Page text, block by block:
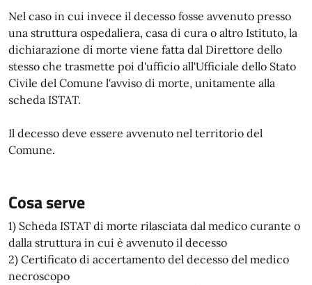
Nel caso in cui invece il decesso fosse avvenuto presso
una struttura ospedaliera, casa di cura o altro Istituto, la
dichiarazione di morte viene fatta dal Direttore dello
stesso che trasmette poi d'ufficio all'Ufficiale dello Stato
Civile del Comune l'avviso di morte, unitamente alla
scheda ISTAT.
Il decesso deve essere avvenuto nel territorio del
Comune.
Cosa serve
1) Scheda ISTAT di morte rilasciata dal medico curante o
dalla struttura in cui è avvenuto il decesso
2) Certificato di accertamento del decesso del medico
necroscopo